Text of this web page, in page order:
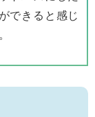
できると感じ